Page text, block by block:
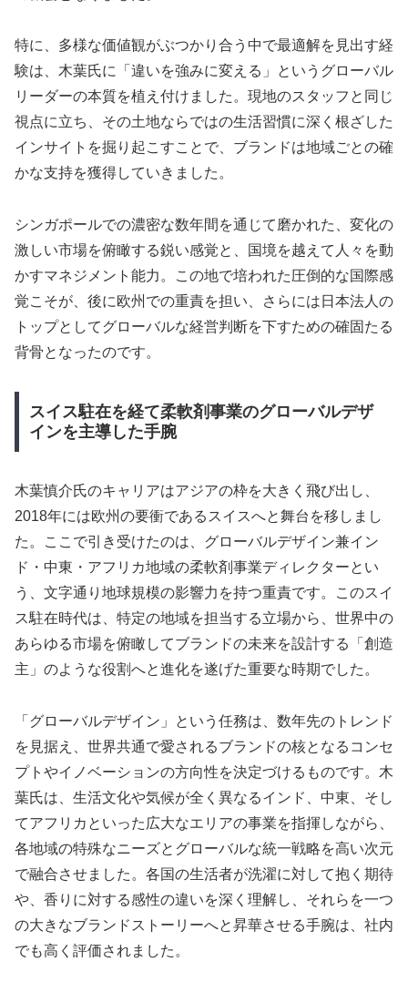
特に、多様な価値観がぶつかり合う中で最適解を見出す経
験は、木葉氏に「違いを強みに変える」というグローバル
リーダーの本質を植え付けました。現地のスタッフと同じ
視点に立ち、その土地ならではの生活習慣に深く根ざした
インサイトを掘り起こすことで、ブランドは地域ごとの確
かな支持を獲得していきました。
シンガポールでの濃密な数年間を通じて磨かれた、変化の
激しい市場を俯瞰する鋭い感覚と、国境を越えて人々を動
かすマネジメント能力。この地で培われた圧倒的な国際感
覚こそが、後に欧州での重責を担い、さらには日本法人の
トップとしてグローバルな経営判断を下すための確固たる
背骨となったのです。
スイス駐在を経て柔軟剤事業のグローバルデザ
インを主導した手腕
木葉慎介氏のキャリアはアジアの枠を大きく飛び出し、
2018年には欧州の要衝であるスイスへと舞台を移しまし
た。ここで引き受けたのは、グローバルデザイン兼イン
ド・中東・アフリカ地域の柔軟剤事業ディレクターとい
う、文字通り地球規模の影響力を持つ重責です。このスイ
ス駐在時代は、特定の地域を担当する立場から、世界中の
あらゆる市場を俯瞰してブランドの未来を設計する「創造
主」のような役割へと進化を遂げた重要な時期でした。
「グローバルデザイン」という任務は、数年先のトレンド
を見据え、世界共通で愛されるブランドの核となるコンセ
プトやイノベーションの方向性を決定づけるものです。木
葉氏は、生活文化や気候が全く異なるインド、中東、そし
てアフリカといった広大なエリアの事業を指揮しながら、
各地域の特殊なニーズとグローバルな統一戦略を高い次元
で融合させました。各国の生活者が洗濯に対して抱く期待
や、香りに対する感性の違いを深く理解し、それらを一つ
の大きなブランドストーリーへと昇華させる手腕は、社内
でも高く評価されました。